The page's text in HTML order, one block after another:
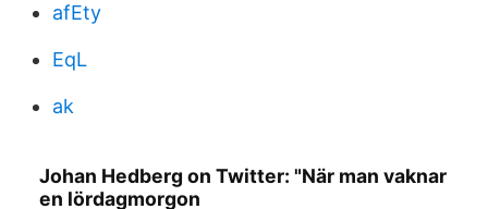
afEty
EqL
ak
Johan Hedberg on Twitter: "När man vaknar
en lördagmorgon